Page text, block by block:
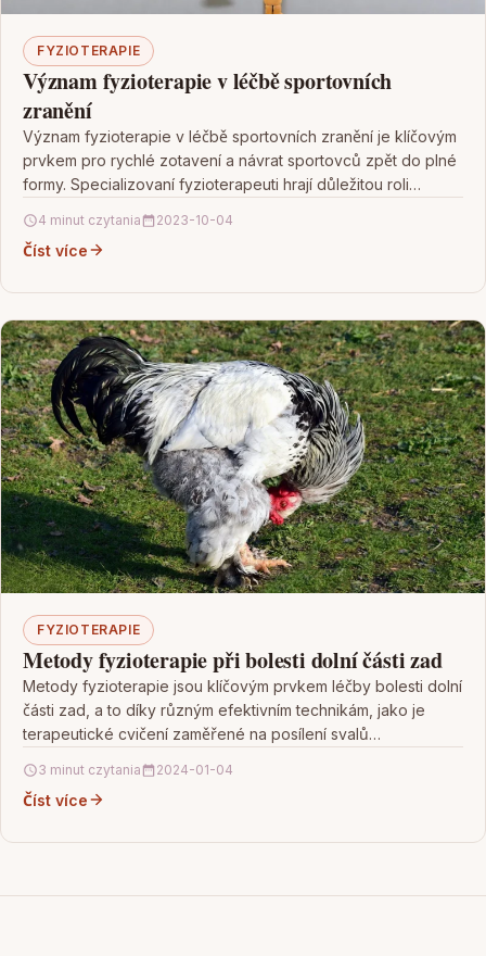
FYZIOTERAPIE
Význam fyzioterapie v léčbě sportovních
zranění
Význam fyzioterapie v léčbě sportovních zranění je klíčovým
prvkem pro rychlé zotavení a návrat sportovců zpět do plné
formy. Specializovaní fyzioterapeuti hrají důležitou roli…
4 minut czytania 2023-10-04
Číst více
FYZIOTERAPIE
Metody fyzioterapie při bolesti dolní části zad
Metody fyzioterapie jsou klíčovým prvkem léčby bolesti dolní
části zad, a to díky různým efektivním technikám, jako je
terapeutické cvičení zaměřené na posílení svalů…
3 minut czytania 2024-01-04
Číst více